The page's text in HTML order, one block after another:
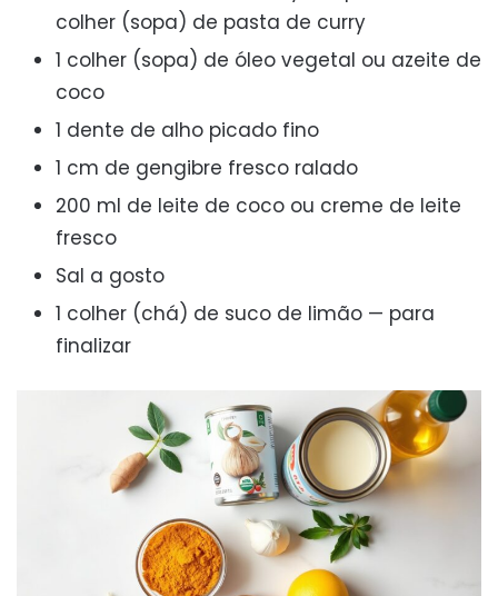
colher (sopa) de pasta de curry
1 colher (sopa) de óleo vegetal ou azeite de
coco
1 dente de alho picado fino
1 cm de gengibre fresco ralado
200 ml de leite de coco ou creme de leite
fresco
Sal a gosto
1 colher (chá) de suco de limão — para
finalizar